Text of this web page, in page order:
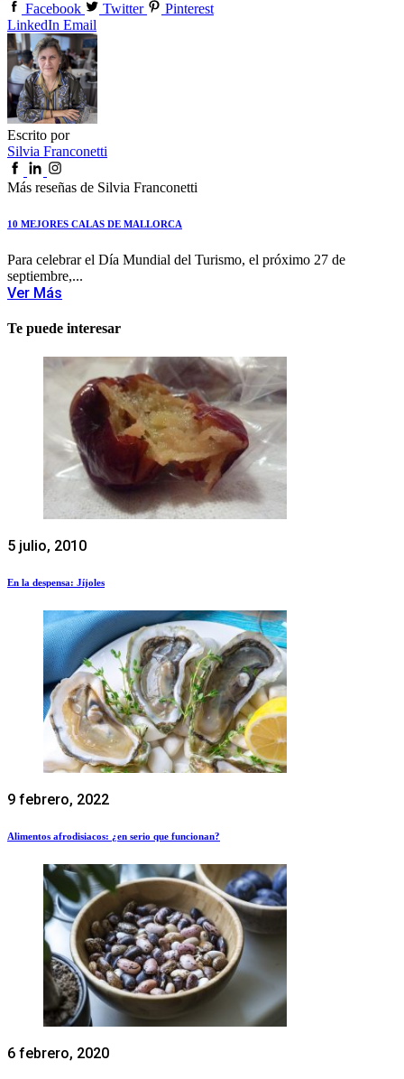
Facebook
Twitter
Pinterest
LinkedIn Email
Escrito por
Silvia Franconetti
Más reseñas de Silvia Franconetti
10 MEJORES CALAS DE MALLORCA
Para celebrar el Día Mundial del Turismo, el próximo 27 de
septiembre,...
Ver Más
Te puede interesar
5 julio, 2010
En la despensa: Jíjoles
9 febrero, 2022
Alimentos afrodisiacos: ¿en serio que funcionan?
6 febrero, 2020